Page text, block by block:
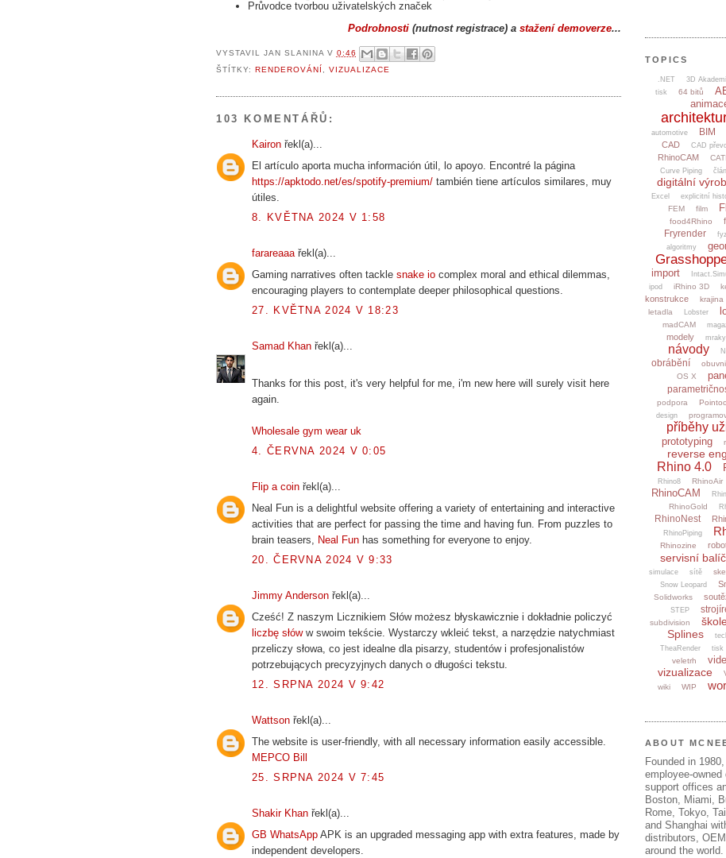
Průvodce tvorbou uživatelských značek
Podrobnosti (nutnost registrace) a stažení demoverze...
VYSTAVIL JAN SLANINA V 0:46
ŠTÍTKY: RENDEROVÁNÍ VIZUALIZACE
103 KOMENTÁŘŮ:
Kairon řekl(a)...
El artículo aporta mucha información útil, lo apoyo. Encontré la página
https://apktodo.net/es/spotify-premium/ también tiene artículos similares, muy
útiles.
8. KVĚTNA 2024 V 1:58
farareaaařekl(a)...
Gaming narratives often tackle snake io complex moral and ethical dilemmas,
encouraging players to contemplate deeper philosophical questions.
27. KVĚTNA 2024 V 18:23
Samad Khan řekl(a)...
Thanks for this post, it's very helpful for me, i'm new here will surely visit here
again.
Wholesale gym wear uk
4. ČERVNA 2024 V 0:05
Flip a coin řekl(a)...
Neal Fun is a delightful website offering a variety of entertaining and interactive
activities that are perfect for passing the time and having fun. From puzzles to
brain teasers, Neal Fun has something for everyone to enjoy.
20. ČERVNA 2024 V 9:33
Jimmy Anderson řekl(a)...
Cześć! Z naszym Licznikiem Słów możesz błyskawicznie i dokładnie policzyć
liczbę słóww swoim tekście. Wystarczy wkleić tekst, a narzędzie natychmiast
przeliczy słowa, co jest idealne dla pisarzy, studentów i profesjonalistów
potrzebujących precyzyjnych danych o długości tekstu.
12. SRPNA 2024 V 9:42
Wattson řekl(a)...
The website is user-friendly, with all necessary information easily accessible.
MEPCO Bill
25. SRPNA 2024 V 7:45
Shakir Khan řekl(a)...
GB WhatsApp APK is an upgraded messaging app with extra features, made by
independent developers.
TOPICS
.NET 3D
tisk
64 bitů
automotive BIM
CAD CAD
RhinoCAM
Curve Piping
digitální
Excel explicitní
FEM film
food4Rhino
Fryrender
algoritmy
import
ipod
iRhino 3D
konstrukce krajina
letadla Lobster
madCAM
modely
návody
obrábění
OS X
podpora
design
příběhy
prototyping
reverse
Rhino 4.0
Rhino8 RhinoAir
RhinoCAM
RhinoGold
RhinoNest
RhinoPiping
Rhinozine
servisní
simulace
sítě
Snow Leopard
Solidworks
STEP
subdivision
Splines
TheaRender
tisk
veletrh
vizualizace
wiki
WIP
ABOUT
Founded in 1980,
employee-
support offices
Boston, Miami,
Rome, Tokyo,
and Shanghai
distributors,
around the world.